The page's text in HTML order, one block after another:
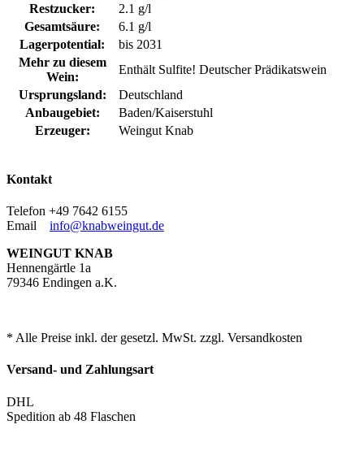
Restzucker:
2.1 g/l
Gesamtsäure:
6.1 g/l
Lagerpotential:
bis 2031
Mehr zu diesem
Wein:
Enthält Sulfite! Deutscher Prädikatswein
Ursprungsland:
Deutschland
Anbaugebiet:
Baden/Kaiserstuhl
Erzeuger:
Weingut Knab
Kontakt
Telefon +49 7642 6155
Email info@knabweingut.de
WEINGUT KNAB
Hennengärtle 1a
79346 Endingen a.K.
* Alle Preise inkl. der gesetzl. MwSt. zzgl. Versandkosten
Versand- und Zahlungsart
DHL
Spedition ab 48 Flaschen